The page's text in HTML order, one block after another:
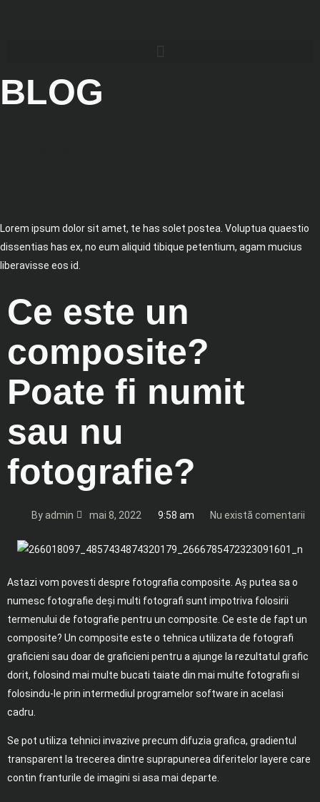
BLOG
Lorem ipsum dolor sit amet, te has solet postea. Voluptua quaestio
dissentias has ex, no eum aliquid tibique petentium, agam mucius
liberavisse eos id.
Ce este un
composite?
Poate fi numit
sau nu
fotografie?
Byadmin mai 8, 2022 9:58 am Nu există comentarii
Astazi vom povesti despre fotografia composite. Aș putea sa o
numesc fotografie deși multi fotografi sunt impotriva folosirii
termenului de fotografie pentru un composite. Ce este de fapt un
composite? Un composite este o tehnica utilizata de fotografi
graficieni sau doar de graficieni pentru a ajunge la rezultatul grafic
dorit, folosind mai multe bucati taiate din mai multe fotografii si
folosindu-le prin intermediul programelor software in acelasi
cadru.
Se pot utiliza tehnici invazive precum difuzia grafica, gradientul
transparent la trecerea dintre suprapunerea diferitelor layere care
contin franturile de imagini si asa mai departe.